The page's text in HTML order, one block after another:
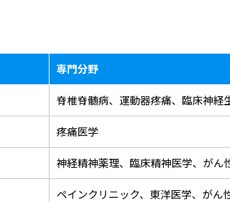
専門分野
脊椎脊髄病、運動器疼痛、臨床神経
疼痛医学
神経精神薬理、臨床精神医学、がん
ペインクリニック、東洋医学、がん